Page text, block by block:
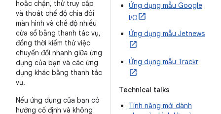
hoặc chặn, thử truy cập
và thoát chế độ chia đôi
màn hình và chế độ nhiều
cửa sổ bằng thanh tác vụ,
đồng thời kiểm thử việc
chuyển đổi nhanh giữa ứng
dụng của bạn và các ứng
dụng khác bằng thanh tác
vụ.
Nếu ứng dụng của bạn có
hướng cố định và không
Ứng dụng mẫu Google
I/O
Ứng dụng mẫu Jetnews
Ứng dụng mẫu Trackr
Technical talks
Tính năng mới dành